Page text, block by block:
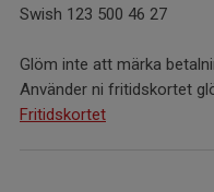
Swish 123 500 46 27
Glöm inte att märka
Använder ni fritidskortet
Fritidskortet